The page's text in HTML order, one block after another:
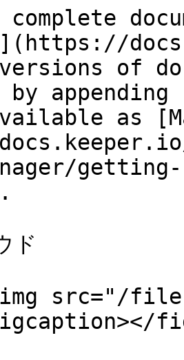
versions of
as
ド
src="/files/